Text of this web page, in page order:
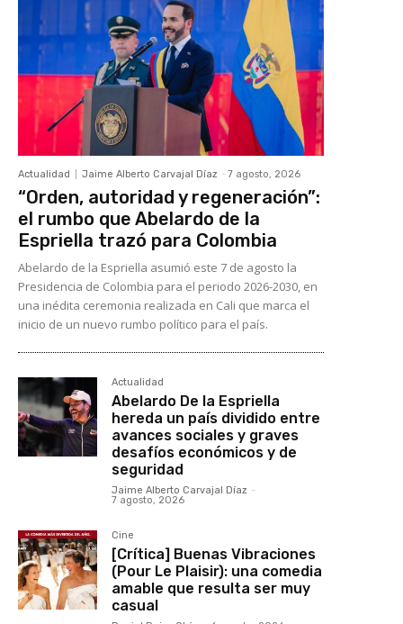
Actualidad Jaime Alberto Carvajal Díaz - 7 agosto, 2026
“Orden, autoridad y regeneración”:
el rumbo que Abelardo de la
Espriella trazó para Colombia
Abelardo de la Espriella asumió este 7 de agosto la
Presidencia de Colombia para el periodo 2026-2030, en
una inédita ceremonia realizada en Cali que marca el
inicio de un nuevo rumbo político para el país.
Actualidad
Abelardo De la Espriella
hereda un país dividido entre
avances sociales y graves
desafíos económicos y de
seguridad
Jaime Alberto Carvajal Díaz -
7 agosto, 2026
Cine
[Crítica] Buenas Vibraciones
(Pour Le Plaisir): una comedia
amable que resulta ser muy
casual